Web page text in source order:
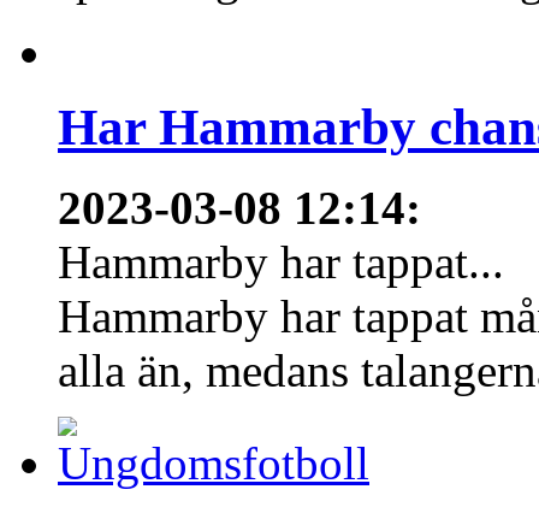
Har Hammarby
2023-03-08 12:14:
Hammarby har tappat...
Hammarby har tappat
alla än, medans